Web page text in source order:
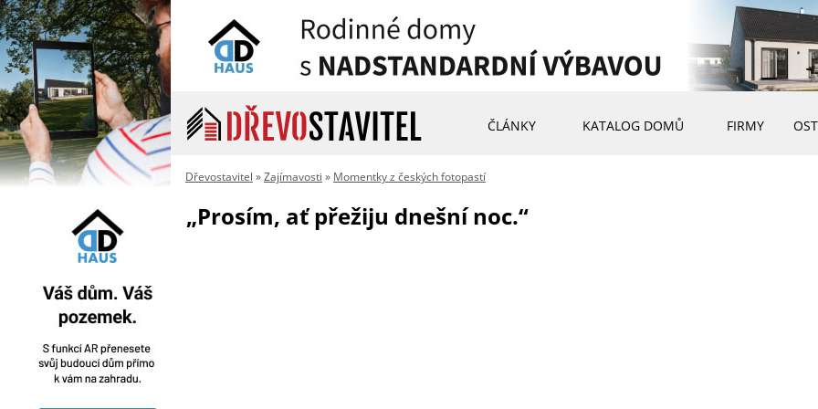
ČLÁNKY KATALOG DOMŮ FIRMY
Dřevostavitel »Zajímavosti » Momentky z českých fotopastí
„Prosím, ať přežiju dnešní noc.“